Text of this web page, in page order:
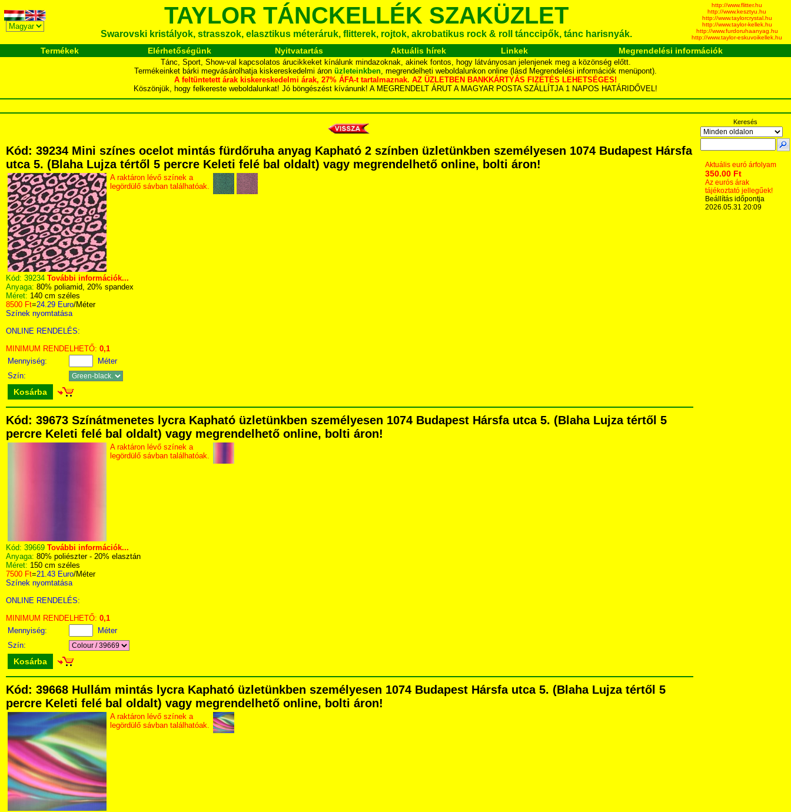
TAYLOR TÁNCKELLÉK SZAKÜZLET
Swarovski kristályok, strasszok, elasztikus méteráruk, flitterek, rojtok, akrobatikus rock & roll tánccipők, tánc harisnyák.
http://www.flitter.hu
http://www.kesztyu.hu
http://www.taylorcrystal.hu
http://www.taylor-kellek.hu
http://www.furdoruhaanyag.hu
http://www.taylor-eskuvoikellek.hu
Termékek Elérhetőségünk Nyitvatartás Aktuális hírek Linkek Megrendelési információk
Tánc, Sport, Show-val kapcsolatos árucikkeket kínálunk mindazoknak, akinek fontos, hogy látványosan jelenjenek meg a közönség előtt.
Termékeinket bárki megvásárolhatja kiskereskedelmi áron üzleteinkben, megrendelheti weboldalunkon online (lásd Megrendelési információk menüpont).
A feltüntetett árak kiskereskedelmi árak, 27% ÁFA-t tartalmaznak. AZ ÜZLETBEN BANKKÁRTYÁS FIZETÉS LEHETSÉGES!
Köszönjük, hogy felkereste weboldalunkat! Jó böngészést kívánunk! A MEGRENDELT ÁRUT A MAGYAR POSTA SZÁLLÍTJA 1 NAPOS HATÁRIDŐVEL!
Kód: 39234 Mini színes ocelot mintás fürdőruha anyag Kapható 2 színben üzletünkben személyesen 1074 Budapest Hársfa
utca 5. (Blaha Lujza tértől 5 percre Keleti felé bal oldalt) vagy megrendelhető online, bolti áron!
A raktáron lévő színek a
legördülő sávban találhatóak.
Kód: 39234 További információk...
Anyaga: 80% poliamid, 20% spandex
Méret: 140 cm széles
8500 Ft=24.29 Euro/Méter
Színek nyomtatása
ONLINE RENDELÉS:
MINIMUM RENDELHETŐ: 0,1
Mennyiség:
Méter
Szín:
Kosárba
Kód: 39673 Színátmenetes lycra Kapható üzletünkben személyesen 1074 Budapest Hársfa utca 5. (Blaha Lujza tértől 5
percre Keleti felé bal oldalt) vagy megrendelhető online, bolti áron!
A raktáron lévő színek a
legördülő sávban találhatóak.
Kód: 39669 További információk...
Anyaga: 80% poliészter - 20% elasztán
Méret: 150 cm széles
7500 Ft=21.43 Euro/Méter
Színek nyomtatása
ONLINE RENDELÉS:
MINIMUM RENDELHETŐ: 0,1
Mennyiség:
Méter
Szín:
Kosárba
Kód: 39668 Hullám mintás lycra Kapható üzletünkben személyesen 1074 Budapest Hársfa utca 5. (Blaha Lujza tértől 5
percre Keleti felé bal oldalt) vagy megrendelhető online, bolti áron!
A raktáron lévő színek a
legördülő sávban találhatóak.
Keresés
Aktuális euró árfolyam
350.00 Ft
Az eurós árak
tájékoztató jellegűek!
Beállítás időpontja
2026.05.31 20:09